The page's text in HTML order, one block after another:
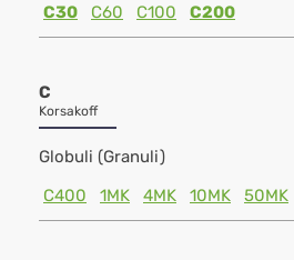
C30
C60 C100 C200
C
Korsakoff
Globuli (Granuli)
C400
1MK 4MK 10MK 50MK